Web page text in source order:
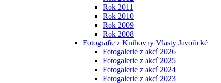
Rok 2011
Rok 2010
Rok 2009
Rok 2008
Fotografie z Knihovny Vlasty Javořické
Fotogalerie z akcí 2026
Fotogalerie z akcí 2025
Fotogalerie z akcí 2024
Fotogalerie z akcí 2023